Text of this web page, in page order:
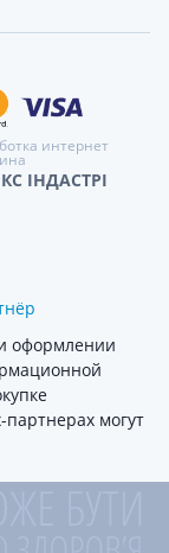
интернет
ІНДАСТРІ
оформлении
могут